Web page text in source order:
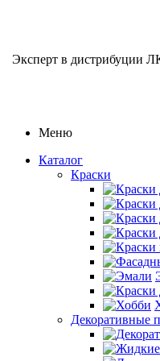
Эксперт в дистрибуции
Меню
Каталог
Краски
Декоративные